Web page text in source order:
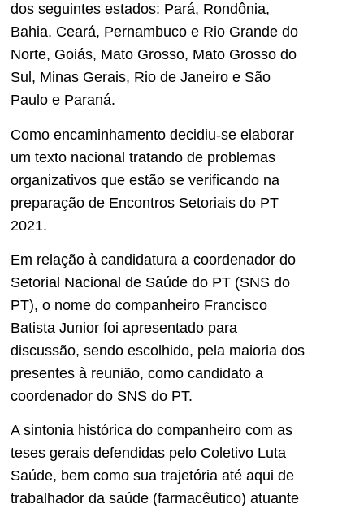
dos seguintes estados: Pará, Rondônia,
Bahia, Ceará, Pernambuco e Rio Grande do
Norte, Goiás, Mato Grosso, Mato Grosso do
Sul, Minas Gerais, Rio de Janeiro e São
Paulo e Paraná.
Como encaminhamento decidiu-se elaborar
um texto nacional tratando de problemas
organizativos que estão se verificando na
preparação de Encontros Setoriais do PT
2021.
Em relação à candidatura a coordenador do
Setorial Nacional de Saúde do PT (SNS do
PT), o nome do companheiro Francisco
Batista Junior foi apresentado para
discussão, sendo escolhido, pela maioria dos
presentes à reunião, como candidato a
coordenador do SNS do PT.
A sintonia histórica do companheiro com as
teses gerais defendidas pelo Coletivo Luta
Saúde, bem como sua trajetória até aqui de
trabalhador da saúde (farmacêutico) atuante